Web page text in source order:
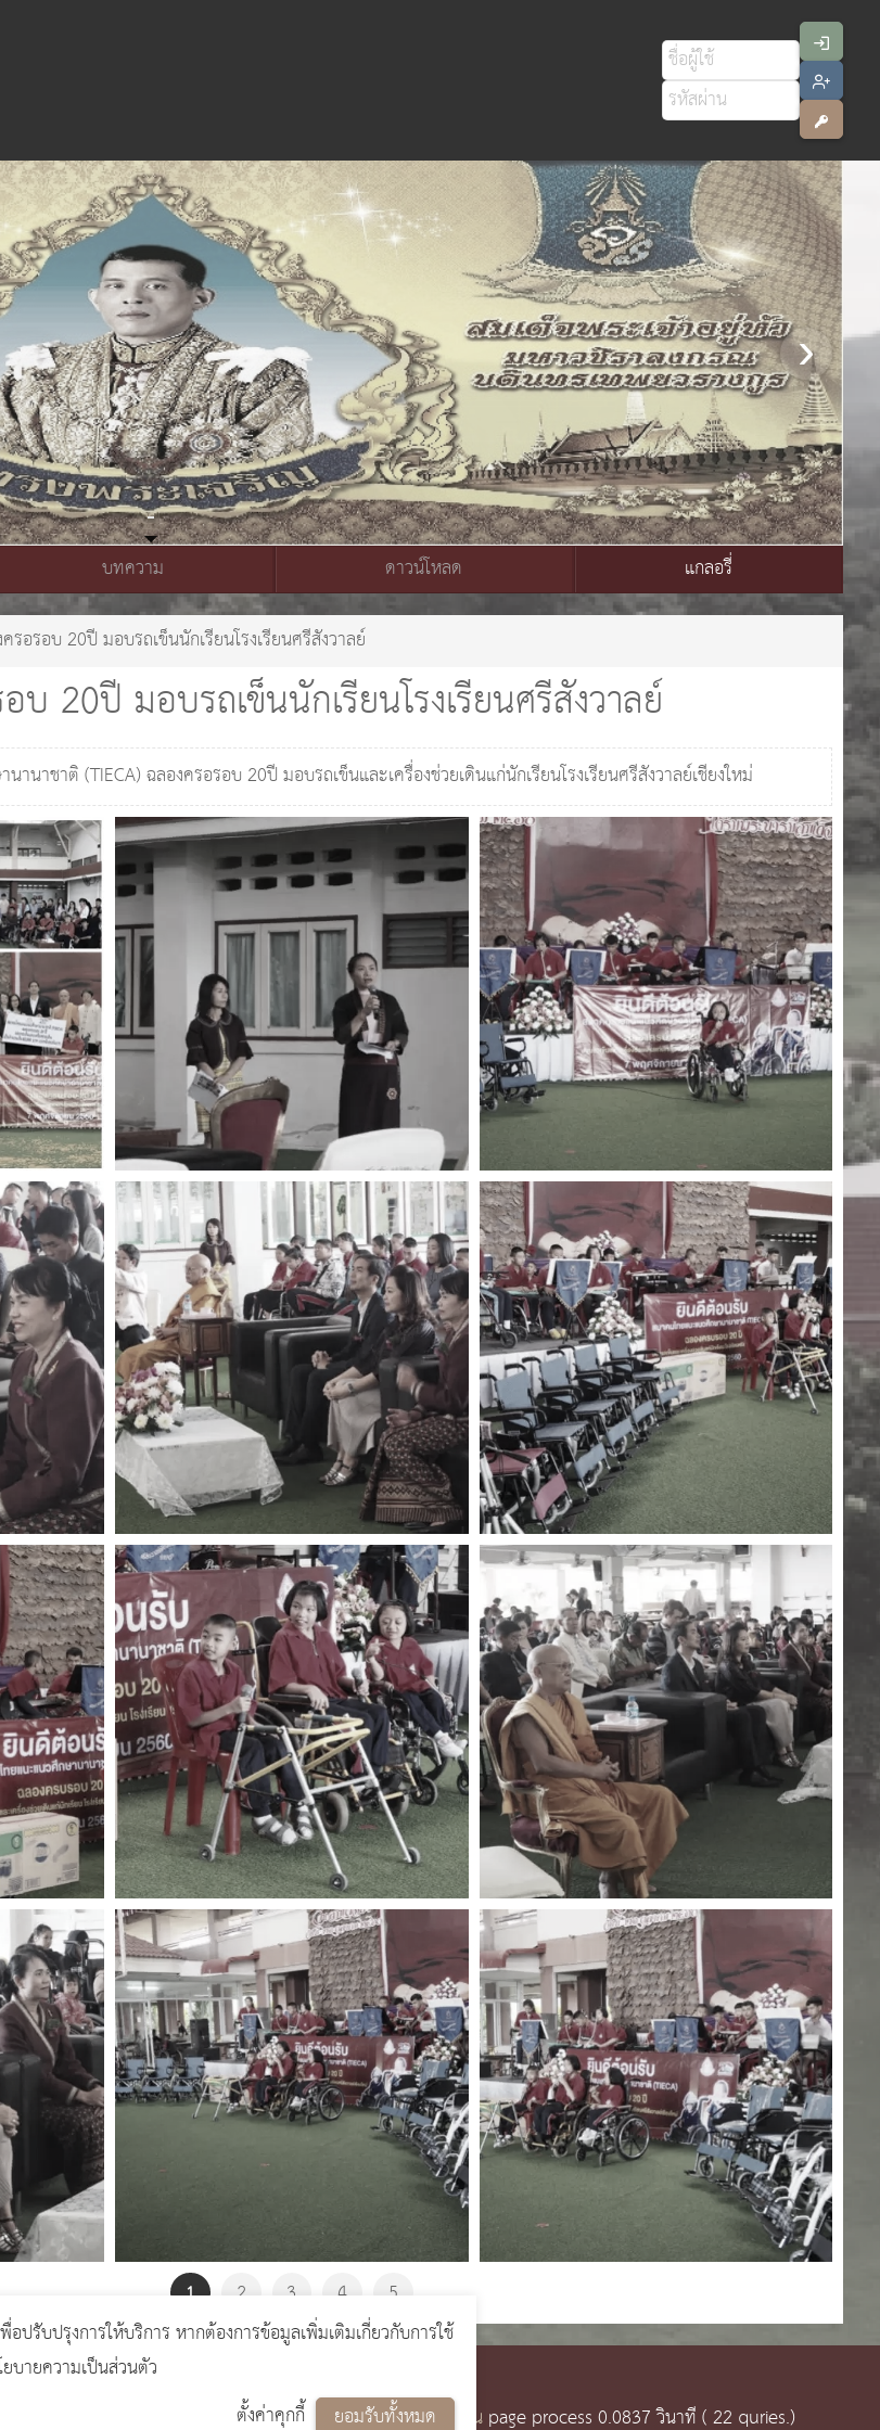
บทความ ดาวน์โหลด แกลอรี่
บ 20ปี มอบรถเข็นนักเรียนโรงเรียนศรีสังวาลย์
รอรอบ 20ปี มอบรถเข็นนักเรียนโรงเรียนศรีสังวาลย์
นาชาติ (TIECA) ฉลองครอรอบ 20ปี มอบรถเข็นและเครื่องช่วยเดินแก่นักเรียนโรงเรียนศรีสังวาลย์เชียงใหม่
1 2 3 4 5
เว็บไซต์สำเร็จรูป เว็บ อบต. เว็บโรงเรียน พร้อมใช้งานpage process0.0837วินาที (22 quries.)
อปรับปรุงการให้บริการ หากต้องการข้อมูลเพิ่มเติมเกี่ยวกับการใช้
บายความเป็นส่วนตัว
ตั้งค่าคุกกี้
ยอมรับทั้งหมด